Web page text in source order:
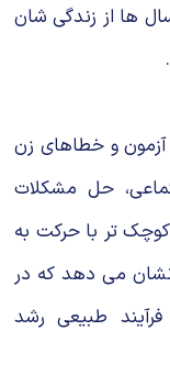
ها از زندگی شان
و خطاهای زن
حل مشکلات
تر با حرکت به
می دهد که در
طبیعی رشد